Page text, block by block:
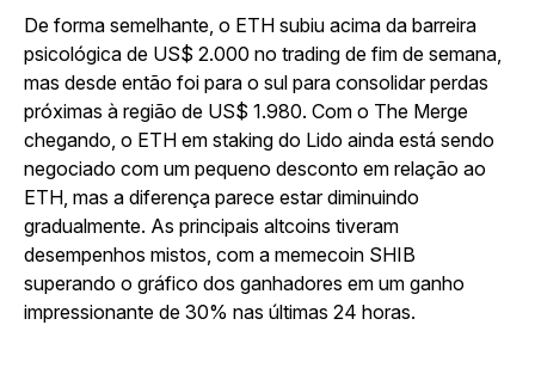
De forma semelhante, o ETH subiu acima da barreira
psicológica de US$ 2.000 no trading de fim de semana,
mas desde então foi para o sul para consolidar perdas
próximas à região de US$ 1.980. Com o The Merge
chegando, o ETH em staking do Lido ainda está sendo
negociado com um pequeno desconto em relação ao
ETH, mas a diferença parece estar diminuindo
gradualmente. As principais altcoins tiveram
desempenhos mistos, com a memecoin SHIB
superando o gráfico dos ganhadores em um ganho
impressionante de 30% nas últimas 24 horas.